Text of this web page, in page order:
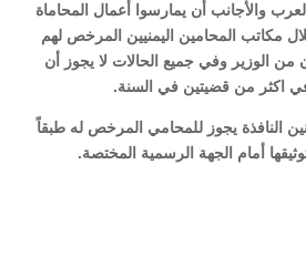
العرب والأجانب أن يمارسوا أعمال المحاماة
مكاتب المحامين اليمنيين المرخص لهم
من الوزير وفي جميع الحالات لا يجوز أن
في اكثر من قضيتين في السنة.
النافذة يجوز للمحامي المرخص له طبقاً
أمام الجهة الرسمية المختصة.